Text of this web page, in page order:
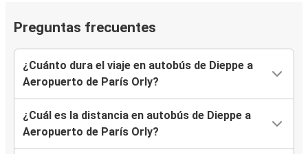
Preguntas frecuentes
¿Cuánto dura el viaje en autobús de Dieppe a
Aeropuerto de París Orly?
¿Cuál es la distancia en autobús de Dieppe a
Aeropuerto de París Orly?